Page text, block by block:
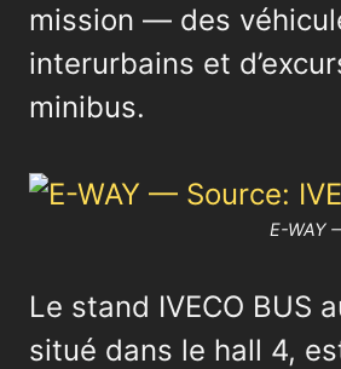
mission — des
interurbains et
minibus.
E-WAY
Le stand IVECO BUS
situé dans le hall 4,